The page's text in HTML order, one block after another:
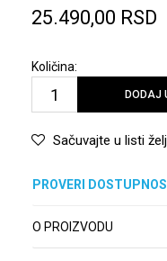
25.490,00 RSD
Količina:
DODAJ
Sačuvajte u listi
PROVERI
O PROIZVODU